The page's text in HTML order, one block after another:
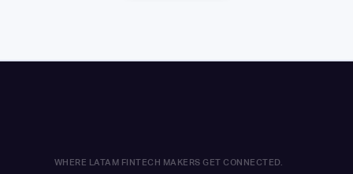
WHERE LATAM FINTECH MAKERS GET CONNECTED.